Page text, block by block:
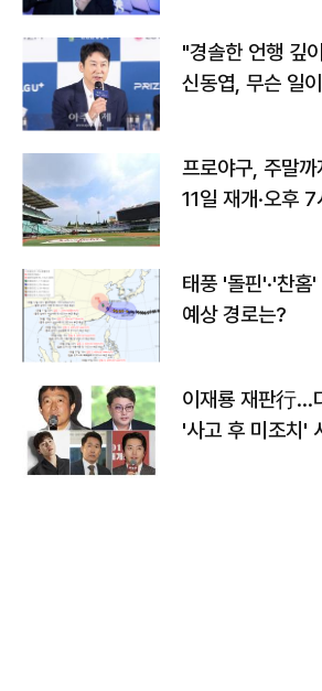
"경솔한 언행 깊
신동엽, 무슨 일
프로야구, 주말
11일 재개·오후
태풍 '돌핀'·'찬
예상 경로는?
이재룡 재판行…
'사고 후 미조치'